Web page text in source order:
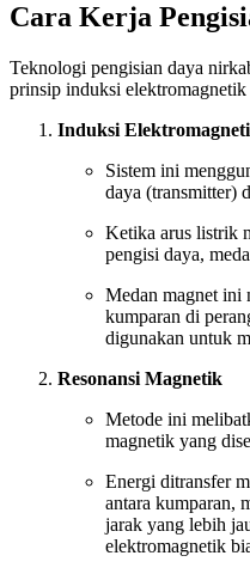
Cara Kerja
Teknologi pengisian daya
prinsip induksi elektromagnetik
Induksi
Sistem ini
daya (transmitter)
Ketika arus listrik
pengisi daya,
Medan magnet ini
kumparan di
digunakan untuk
Resonansi Magnetik
Metode ini
magnetik yang
Energi ditransfer
antara kumparan,
jarak yang lebih
elektromagnetik